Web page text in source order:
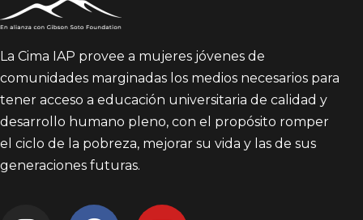
La Cima IAP provee a mujeres jóvenes de
comunidades marginadas los medios necesarios para
tener acceso a educación universitaria de calidad y
desarrollo humano pleno, con el propósito romper
el ciclo de la pobreza, mejorar su vida y las de sus
generaciones futuras.